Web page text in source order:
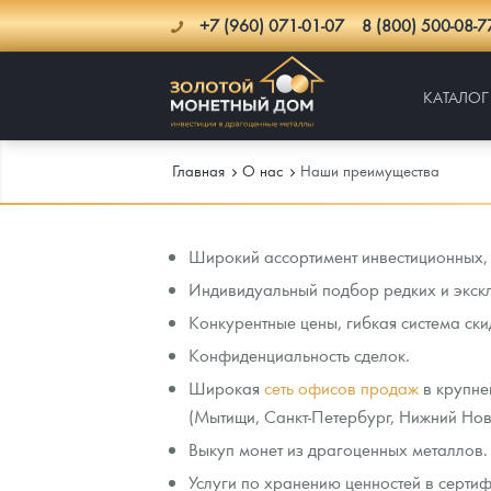
+7 (960) 071-01-07 8 (800) 500-08-
КАТАЛОГ
Каталог
Каталог Монет
Инвестиционные монеты
Монеты Россия и СССР
Иностранные
Памятные и старинные монеты
Памятные монеты России и СССР
Монеты и жетоны ЗМД
Инфо
Как сделать заказ
Подлинность монет
Клуб ЗМД
Доставка
Услуги
Подбор монет
Новости
Главная О нас Наши преимущества
Широкий ассортимент
Индивидуальный подбор редких и
Конкурентные цены, гибкая система
Конфиденциальность сделок.
Широкаясеть офисов продаж в
(Мытищи, Санкт-Петербург, Нижний
Выкуп монет из драгоценных металлов.
Услуги по хранению ценностей в